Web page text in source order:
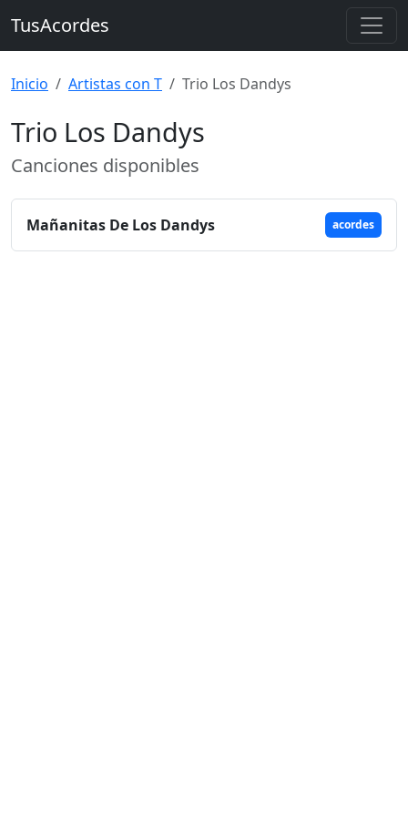
TusAcordes
Inicio Artistas con T Trio Los Dandys
Trio Los Dandys
Canciones disponibles
Mañanitas De Los Dandys acordes